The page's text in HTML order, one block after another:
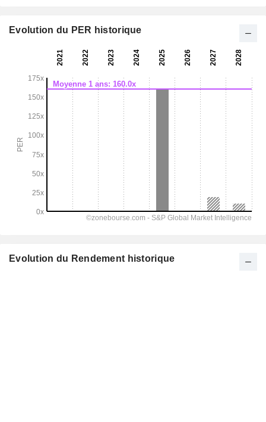
Evolution du PER historique
Evolution du Rendement historique